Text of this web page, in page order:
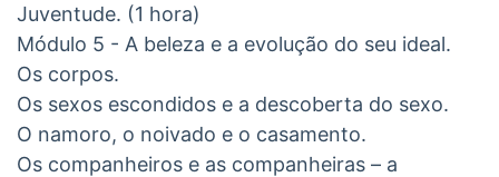
Juventude. (1 hora)
Módulo 5 - A beleza e a evolução do seu ideal.
Os corpos.
Os sexos escondidos e a descoberta do sexo.
O namoro, o noivado e o casamento.
Os companheiros e as companheiras – a